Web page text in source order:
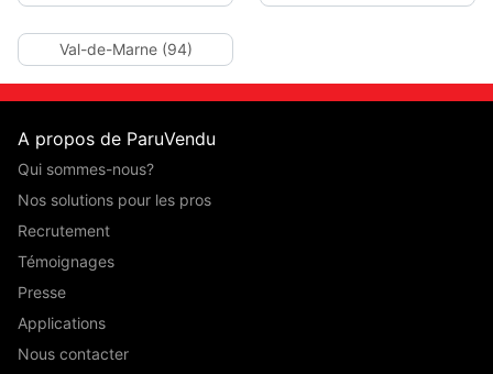
Val-de-Marne (94)
A propos de ParuVendu
Qui sommes-nous?
Nos solutions pour les pros
Recrutement
Témoignages
Presse
Applications
Nous contacter